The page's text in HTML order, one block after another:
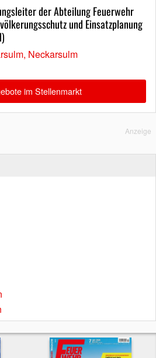
der Abteilung Feuerwehr
und Einsatzplanung
Neckarsulm
im Stellenmarkt
Anzeige